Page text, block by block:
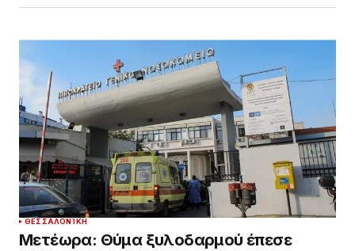
ΘΕΣΣΑΛΟΝΊΚΗ
Μετέωρα: Θύμα ξυλοδαρμού έπεσε